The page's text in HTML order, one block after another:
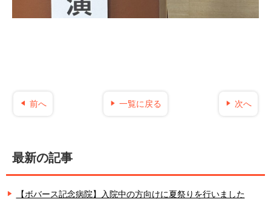
前へ 一覧に戻る 次へ
最新の記事
【ボバース記念病院】入院中の方向けに夏祭りを行いました